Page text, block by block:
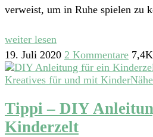
verweist, um in Ruhe spielen zu
weiter lesen
19. Juli 2020 2 Kommentare
Kreatives für und mit Kinder
Tippi – DIY
Kinderzelt